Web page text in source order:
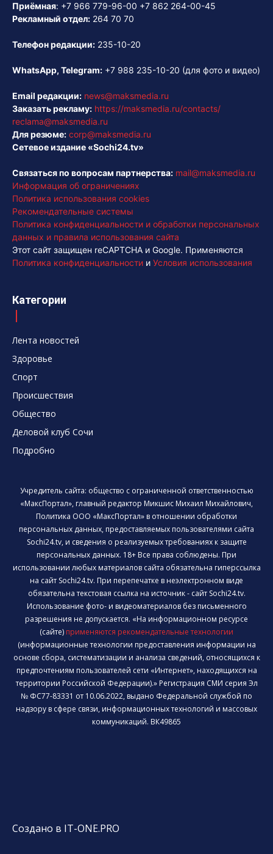
Приёмная: +7 966 779-96-00 +7 862 264-00-45
Рекламный отдел: 264 70 70
Телефон редакции: 235-10-20
WhatsApp, Telegram: +7 988 235-10-20 (для фото и видео)
Email редакции: news@maksmedia.ru
Заказать рекламу: https://maksmedia.ru/contacts/
reclama@maksmedia.ru
Для резюме: corp@maksmedia.ru
Сетевое издание «Sochi24.tv»
Связаться по вопросам партнерства: mail@maksmedia.ru
Информация об ограничениях
Политика использования cookies
Рекомендательные системы
Политика конфиденциальности и обработки персональных
данных и правила использования сайта
Этот сайт защищен reCAPTCHA и Google. Применяются
Политика конфиденциальности и Условия использования
Категории
Лента новостей
Здоровье
Спорт
Происшествия
Общество
Деловой клуб Сочи
Подробно
Учредитель сайта: общество с ограниченной ответственностью
«МаксПортал», главный редактор Микшис Михаил Михайлович,
Политика ООО «МаксПортал» в отношении обработки
персональных данных, предоставляемых пользователями сайта
Sochi24.tv, и сведения о реализуемых требованиях к защите
персональных данных. 18+ Все права соблюдены. При
использовании любых материалов сайта обязательна гиперссылка
на сайт Sochi24.tv. При перепечатке в неэлектронном виде
обязательна текстовая ссылка на источник - сайт Sochi24.tv.
Использование фото- и видеоматериалов без письменного
разрешения не допускается. «На информационном ресурсе
(сайте) применяются рекомендательные технологии
(информационные технологии предоставления информации на
основе сбора, систематизации и анализа сведений, относящихся к
предпочтениям пользователей сети «Интернет», находящихся на
территории Российской Федерации).» Регистрация СМИ серия Эл
№ ФС77-83331 от 10.06.2022, выдано Федеральной службой по
надзору в сфере связи, информационных технологий и массовых
коммуникаций. ВК49865
Создано в IT-ONE.PRO